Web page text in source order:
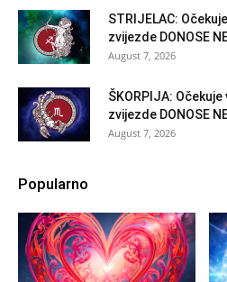
STRIJELAC:
zvijezde DONOSE
August 7, 2026
ŠKORPIJA: Očekuje
zvijezde DONOSE
August 7, 2026
Popularno